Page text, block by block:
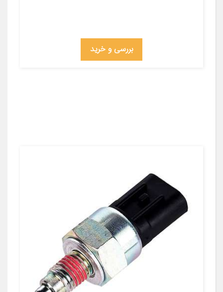
بررسی و خرید